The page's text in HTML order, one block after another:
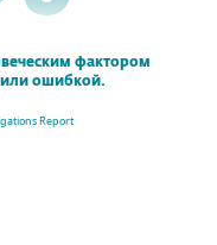
фактором
ошибкой.
Report